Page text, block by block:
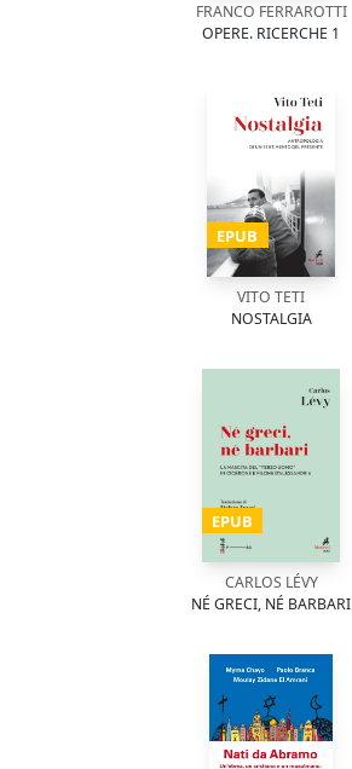
FRANCO FERRAROTTI
OPERE. RICERCHE 1
EPUB
VITO TETI
NOSTALGIA
EPUB
CARLOS LÉVY
NÉ GRECI, NÉ BARBARI